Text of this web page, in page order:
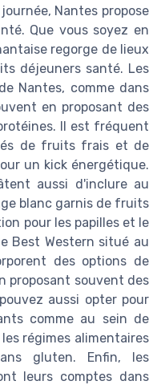
Nantes propose
Que vous soyez en
regorge de lieux
déjeuners santé. Les
Nantes, comme dans
en proposant des
Il est fréquent
de fruits frais et de
un kick énergétique.
aussi d'inclure au
blanc garnis de fruits
pour les papilles et le
Best Western situé au
des options de
proposant souvent des
aussi opter pour
comme au sein de
régimes alimentaires
gluten. Enfin, les
leurs comptes dans